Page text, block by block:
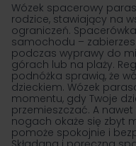
Wózek spacerowy
rodzice, stawiający na
ograniczeń.
samochodu –
podczas wyprawy do
górach lub na plaży.
podnóżka sprawią, że
dzieckiem. Wózek
momentu, gdy Twoje
przemieszczać. A
nogach okaże się zbyt
pomoże spokojnie i